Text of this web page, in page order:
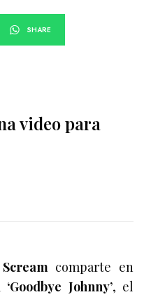
SHARE
video para
comparte en
‘Goodbye Johnny’, el